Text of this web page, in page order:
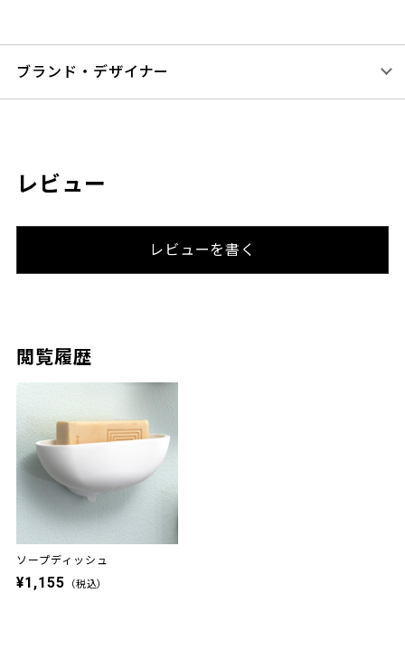
ブランド・デザイナー
レビュー
レビューを書く
閲覧履歴
ソープディッシュ
¥1,155 （税込）